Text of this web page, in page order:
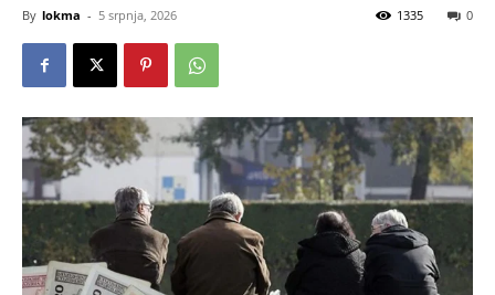
By lokma - 5 srpnja, 2026 0
1335